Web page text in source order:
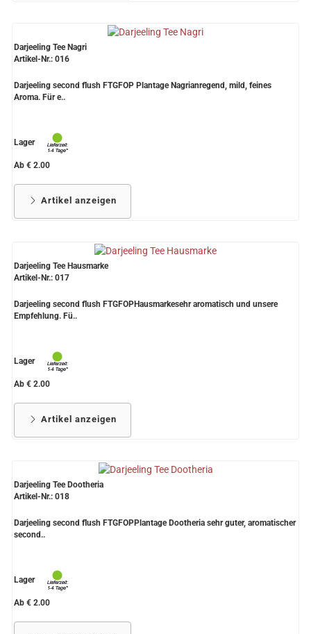
Darjeeling Tee Nagri
Artikel-Nr.: 016
Darjeeling second flush FTGFOP Plantage Nagrianregend, mild, feines
Aroma. Für e..
Lager
Ab € 2.00
Artikel anzeigen
Darjeeling Tee Hausmarke
Artikel-Nr.: 017
Darjeeling second flush FTGFOPHausmarkesehr aromatisch und unsere
Empfehlung. Fü..
Lager
Ab € 2.00
Artikel anzeigen
Darjeeling Tee Dootheria
Artikel-Nr.: 018
Darjeeling second flush FTGFOPPlantage Dootheria sehr guter, aromatischer
second..
Lager
Ab € 2.00